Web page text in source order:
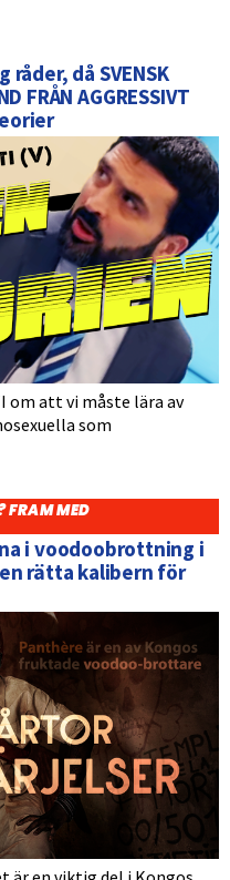
då SVENSK
FRÅN AGGRESSIVT
om att vi måste lära av
som
FRAM MED
i voodoobrottning i
rätta kalibern för